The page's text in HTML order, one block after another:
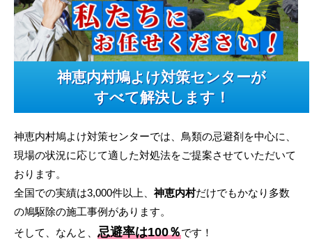
神恵内村鳩よけ対策センターが
すべて解決します！
神恵内村鳩よけ対策センターでは、鳥類の忌避剤を中心に、
現場の状況に応じて適した対処法をご提案させていただいて
おります。
全国での実績は3,000件以上、 神恵内村だけでもかなり多数
の鳩駆除の施工事例があります。
そして、なんと、 忌避率は100％です！